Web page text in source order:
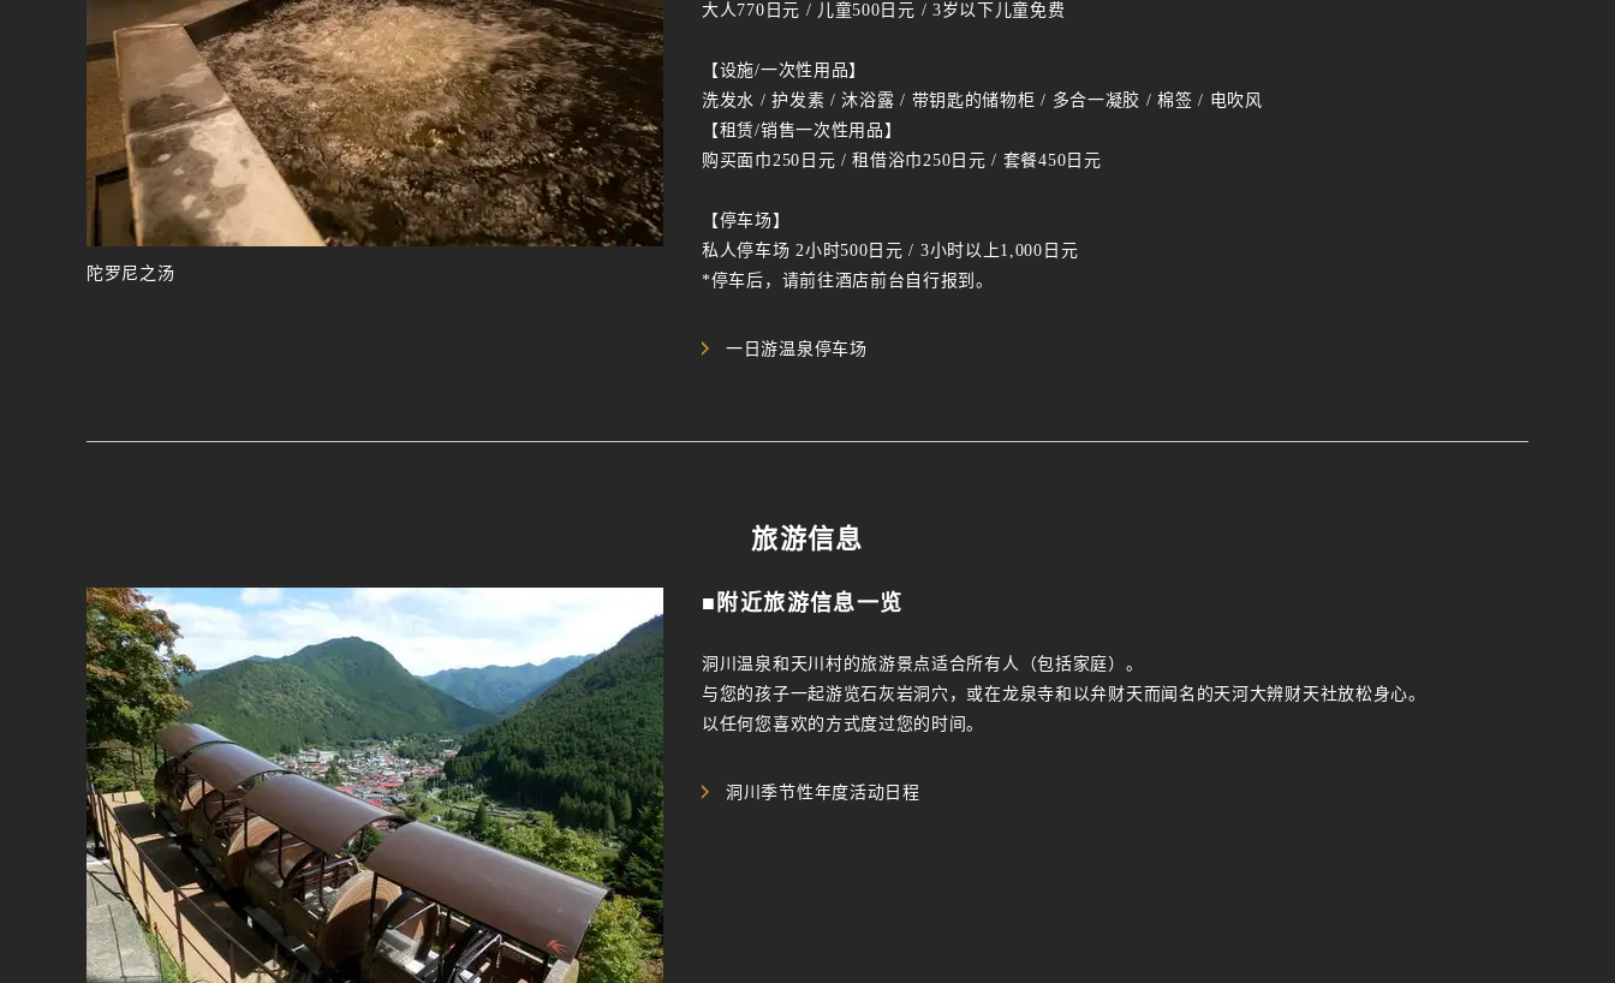
陀罗尼之汤
大人770日元 / 儿童500日元 / 3岁以下儿童免费
【设施/一次性用品】
洗发水 / 护发素 / 沐浴露 / 带钥匙的储物柜 / 多合一凝胶 / 棉签 / 电吹风
【租赁/销售一次性用品】
购买面巾250日元 / 租借浴巾250日元 / 套餐450日元
【停车场】
私人停车场 2小时500日元 / 3小时以上1,000日元
*停车后，请前往酒店前台自行报到。
一日游温泉停车场
旅游信息
■附近旅游信息一览
洞川温泉和天川村的旅游景点适合所有人（包括家庭）。
与您的孩子一起游览石灰岩洞穴，或在龙泉寺和以弁财天而闻名的天河大辨财天社放松身心。
以任何您喜欢的方式度过您的时间。
洞川季节性年度活动日程